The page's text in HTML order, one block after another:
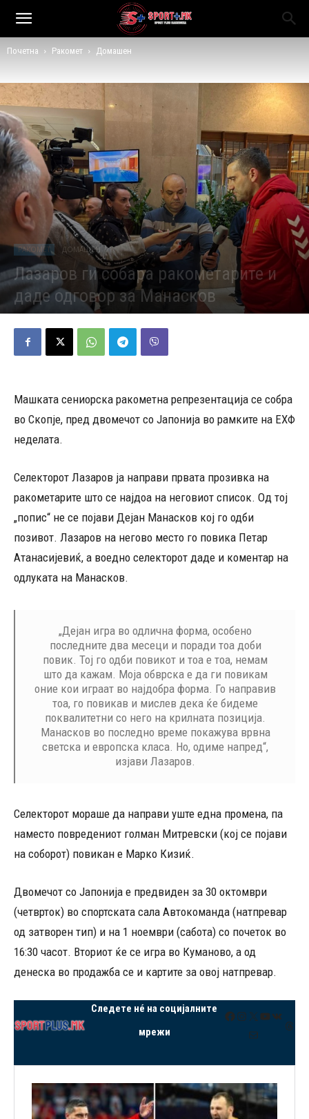
Почетна Ракомет Домашен
РАКОМЕТ ДОМАШЕН
Лазаров ги собара ракометарите и
даде одговор за Манасков
Објавено од Д.Т. - 27/10/2025 1154
Машката сениорска ракометна репрезентација се собра
во Скопје, пред двомечот со Јапонија во рамките на ЕХФ
неделата.
Селекторот Лазаров ја направи првата прозивка на
ракометарите што се најдоа на неговиот список. Од тој
„попис“ не се појави Дејан Манасков кој го одби
позивот. Лазаров на негово место го повика Петар
Атанасијевиќ, а воедно селекторот даде и коментар на
одлуката на Манасков.
„Дејан игра во одлична форма, особено
последните два месеци и поради тоа доби
повик. Тој го одби повикот и тоа е тоа, немам
што да кажам. Моја обврска е да ги повикам
оние кои играат во најдобра форма. Го направив
тоа, го повикав и мислев дека ќе бидеме
поквалитетни со него на крилната позиција.
Манасков во последно време покажува врвна
светска и европска класа. Но, одиме напред“,
изјави Лазаров.
Селекторот мораше да направи уште една промена, па
наместо повредениот голман Митревски (кој се појави
на соборот) повикан е Марко Кизиќ.
Двомечот со Јапонија е предвиден за 30 октомври
(четврток) во спортската сала Автокоманда (натпревар
од затворен тип) и на 1 ноември (сабота) со почеток во
16:30 часот. Вториот ќе се игра во Куманово, а од
денеска во продажба се и картите за овој натпревар.
Следете нé на социјалните
мрежи
Facebook
Instagram
X YouTube
VK
Mail